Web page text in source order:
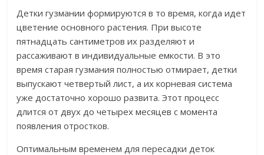
Детки гузмании формируются в то время, когда идет
цветение основного растения. При высоте
пятнадцать сантиметров их разделяют и
рассаживают в индивидуальные емкости. В это
время старая гузмания полностью отмирает, детки
выпускают четвертый лист, а их корневая система
уже достаточно хорошо развита. Этот процесс
длится от двух до четырех месяцев с момента
появления отростков.
Оптимальным временем для пересадки деток